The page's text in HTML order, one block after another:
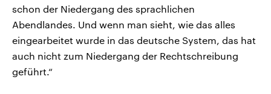
schon der Niedergang des sprachlichen
Abendlandes. Und wenn man sieht, wie das alles
eingearbeitet wurde in das deutsche System, das hat
auch nicht zum Niedergang der Rechtschreibung
geführt.“